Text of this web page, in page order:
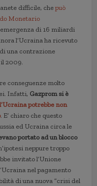
difficile, chepuò
Monetario
di 16 miliardi
l’Ucraina ha ricevuto
di una contrazione
il 2009.
conseguenze molto
Infatti, Gazprom si è
l’Ucraina potrebbe non
. E’ chiaro che questo
ed Ucraina circa le
portato ad un blocco
neppure troppo
invitato l’Unione
nel pagamento
di una nuova “crisi del